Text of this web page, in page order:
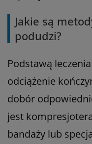
Jakie są
podudzi?
Podstawą
odciążenie
dobór
jest
bandaży lub